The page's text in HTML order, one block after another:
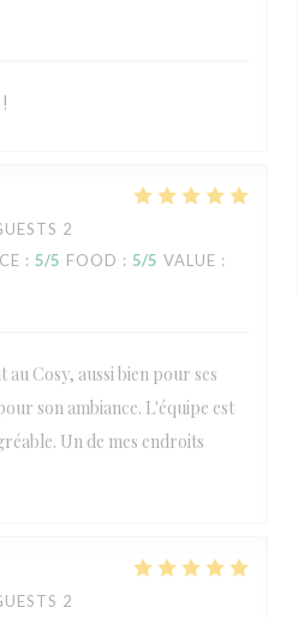
2
: 5/5 FOOD : 5/5 VALUE :
Cosy, aussi bien pour ses
son ambiance. L'équipe est
Un de mes endroits
2